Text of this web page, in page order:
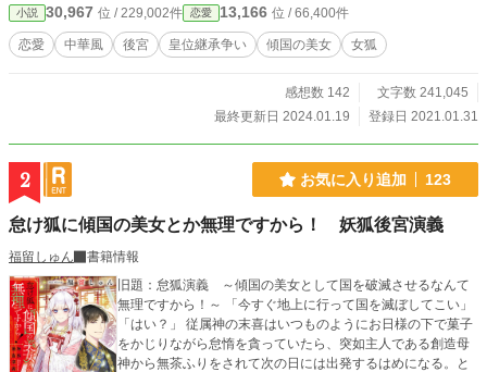
小説 30,967 位 / 229,002件 恋愛 13,166 位 / 66,400件
恋愛 中華風 後宮 皇位継承争い 傾国の美女 女狐
感想数 142
文字数 241,045
最終更新日 2024.01.19
登録日 2021.01.31
2 お気に入り追加 123
怠け狐に傾国の美女とか無理ですから！ 妖狐後宮演義
福留しゅん
書籍情報
旧題：怠狐演義 ～傾国の美女として国を破滅させるなんて
無理ですから！～ 「今すぐ地上に行って国を滅ぼしてこい」
「はい？」 従属神の末喜はいつものようにお日様の下で菓子
をかじりながら怠惰を貪っていたら、突如主人である創造母
神から無茶ふりをされて次の日には出発するはめになる。と